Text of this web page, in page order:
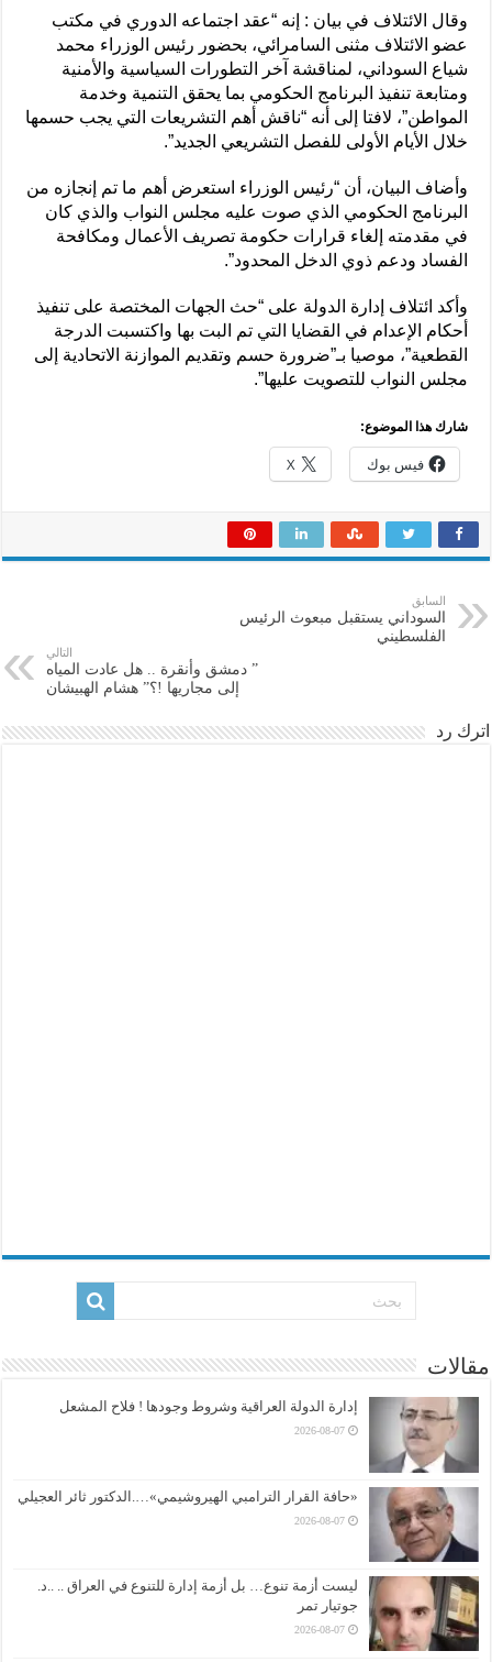
وقال الائتلاف في بيان : إنه “عقد اجتماعه الدوري في مكتب
عضو الائتلاف مثنى السامرائي، بحضور رئيس الوزراء محمد
شياع السوداني، لمناقشة آخر التطورات السياسية والأمنية
ومتابعة تنفيذ البرنامج الحكومي بما يحقق التنمية وخدمة
المواطن”، لافتا إلى أنه “ناقش أهم التشريعات التي يجب حسمها
خلال الأيام الأولى للفصل التشريعي الجديد”.
وأضاف البيان، أن “رئيس الوزراء استعرض أهم ما تم إنجازه من
البرنامج الحكومي الذي صوت عليه مجلس النواب والذي كان
في مقدمته إلغاء قرارات حكومة تصريف الأعمال ومكافحة
الفساد ودعم ذوي الدخل المحدود”.
وأكد ائتلاف إدارة الدولة على “حث الجهات المختصة على تنفيذ
أحكام الإعدام في القضايا التي تم البت بها واكتسبت الدرجة
القطعية”، موصيا بـ”ضرورة حسم وتقديم الموازنة الاتحادية إلى
مجلس النواب للتصويت عليها”.
شارك هذا الموضوع:
فيس بوك X
السابق
السوداني يستقبل مبعوث الرئيس
الفلسطيني
التالي
” دمشق وأنقرة .. هل عادت المياه
إلى مجاريها !؟” هشام الهبيشان
اترك رد
مقالات
إدارة الدولة العراقية وشروط وجودها ! فلاح المشعل
2026-08-07
«حافة القرار الترامبي الهيروشيمي»….الدكتور ثائر العجيلي
2026-08-07
ليست أزمة تنوع… بل أزمة إدارة للتنوع في العراق .. ..د.
جوتيار تمر
2026-08-07